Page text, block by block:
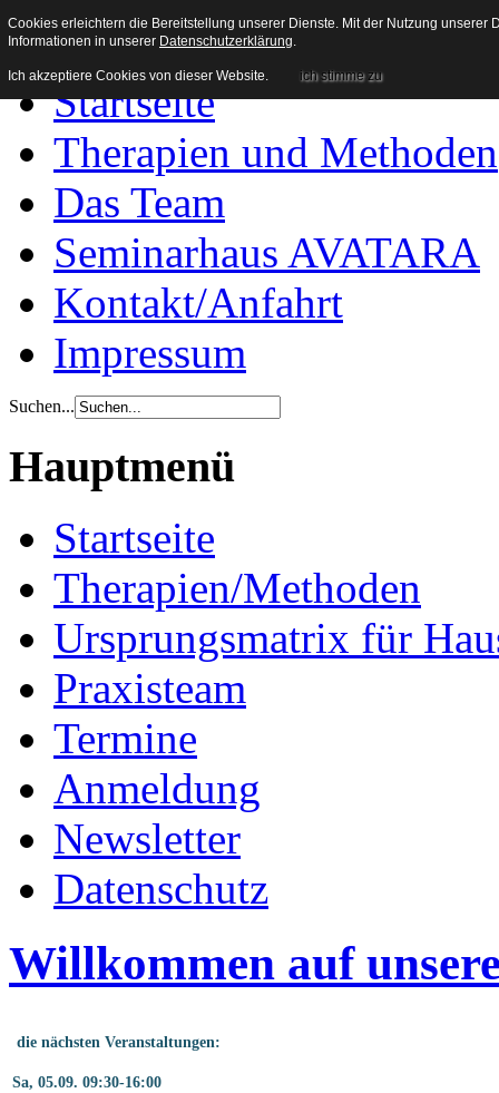
Heilpraxis Wachenroth
Startseite
Therapien und Methoden
Das Team
Seminarhaus AVATARA
Kontakt/Anfahrt
Impressum
Suchen...
Hauptmenü
Startseite
Therapien/Methoden
Ursprungsmatrix für
Praxisteam
Termine
Anmeldung
Newsletter
Datenschutz
Willkommen auf
die nächsten Veranstaltungen:
Sa, 05.09. 09:30-16:00
Cookies erleichtern die Bereitstellung unserer Dienste. Mit der Nutzung
Informationen in unserer Datenschutzerklärung.
Ich akzeptiere Cookies von dieser Website. ich stimme zu